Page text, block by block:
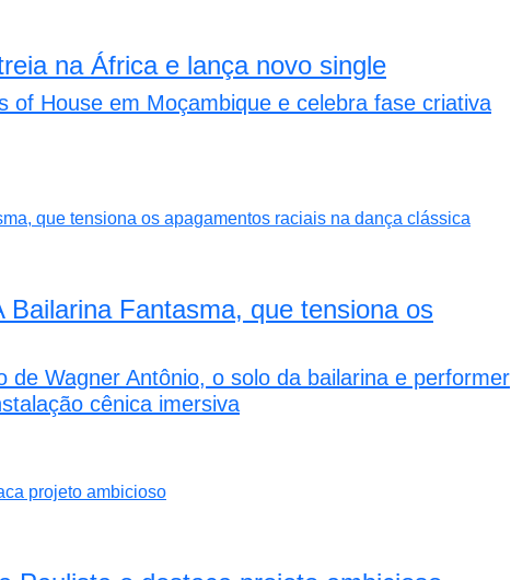
na África e lança novo single
of House em Moçambique e celebra fase criativa
Fantasma, que tensiona os
Wagner Antônio, o solo da bailarina e performer
cênica imersiva